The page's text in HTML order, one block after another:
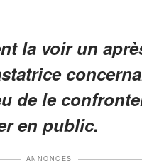
la voir un
de le
en public.
ANNONCES